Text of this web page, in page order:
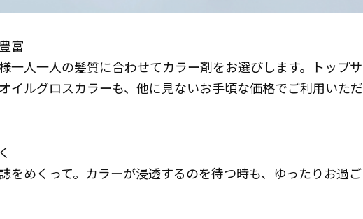
富
一人一人の髪質に合わせてカラー剤をお選びします。トップサ
イルグロスカラーも、他に見ないお手頃な価格でご利用いただ
をめくって。カラーが浸透するのを待つ時も、ゆったりお過ご